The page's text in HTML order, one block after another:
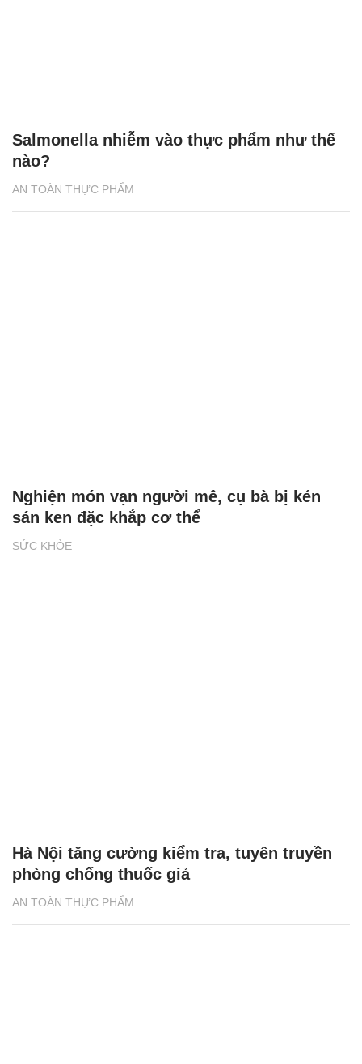
AN TOÀN THỰC PHẨM
Salmonella nhiễm vào thực phẩm như thế
nào?
SỨC KHỎE
Nghiện món vạn người mê, cụ bà bị kén
sán ken đặc khắp cơ thể
AN TOÀN THỰC PHẨM
Hà Nội tăng cường kiểm tra, tuyên truyền
phòng chống thuốc giả